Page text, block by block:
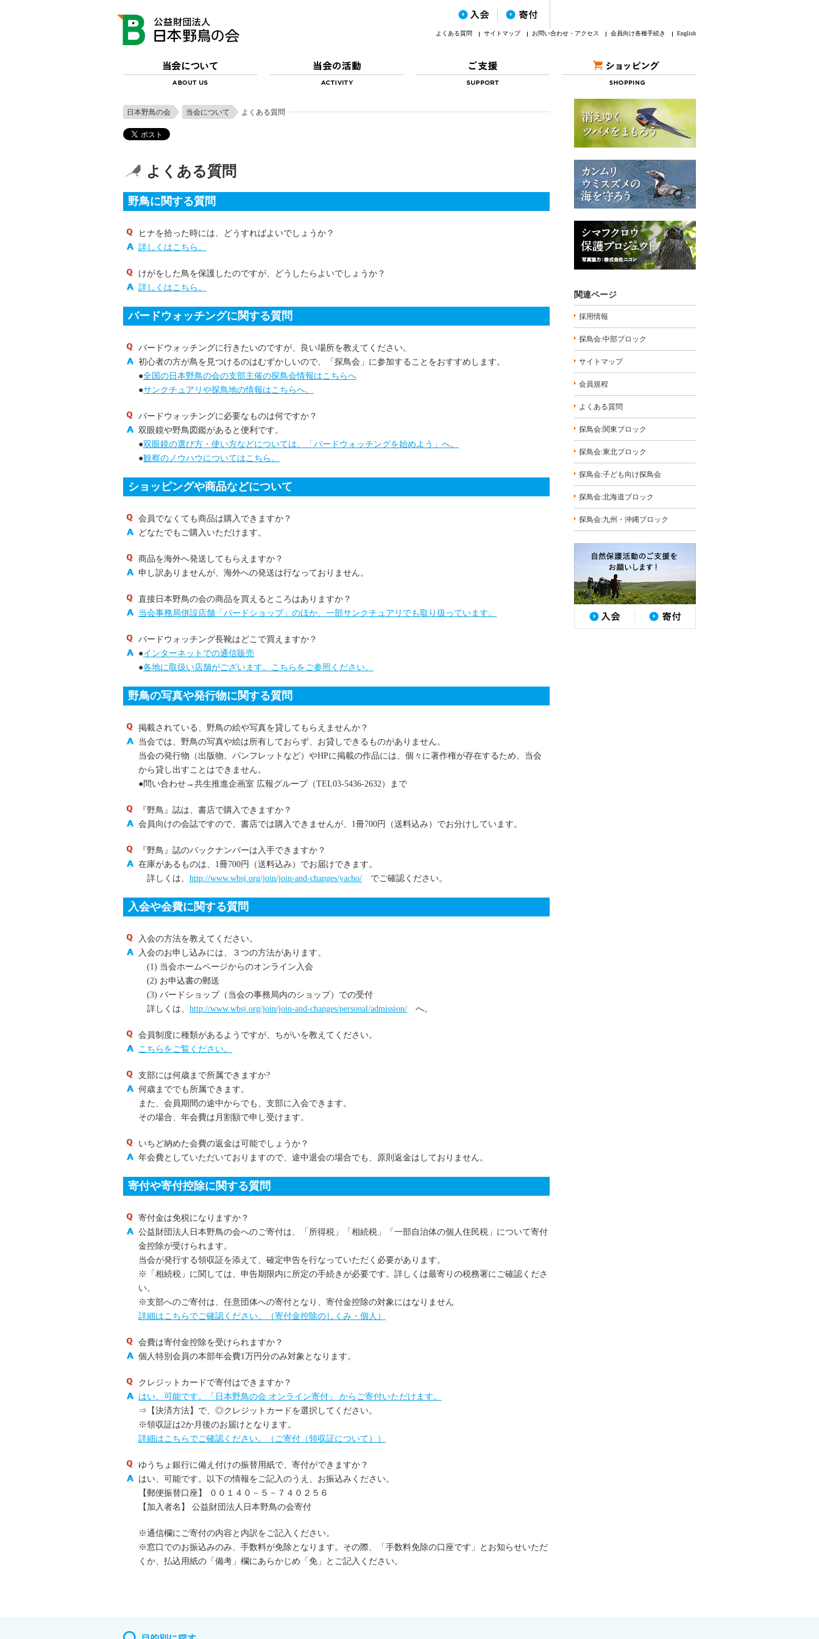
よくある質問 サイトマップ お問い合わせ・アクセス 会員向け各種手続き English
日本野鳥の会 当会について よくある質問
よくある質問
野鳥に関する質問
ヒナを拾った時には、どうすればよいでしょうか？
詳しくはこちら。
けがをした鳥を保護したのですが、どうしたらよいでしょうか？
詳しくはこちら。
バードウォッチングに関する質問
バードウォッチングに行きたいのですが、良い場所を教えてください。
初心者の方が鳥を見つけるのはむずかしいので、「探鳥会」に参加することをおすすめします。
●全国の日本野鳥の会の支部主催の探鳥会情報はこちらへ
●サンクチュアリや探鳥地の情報はこちらへ。
バードウォッチングに必要なものは何ですか？
双眼鏡や野鳥図鑑があると便利です。
●双眼鏡の選び方・使い方などについては、「バードウォッチングを始めよう」へ。
●観察のノウハウについてはこちら。
ショッピングや商品などについて
会員でなくても商品は購入できますか？
どなたでもご購入いただけます。
商品を海外へ発送してもらえますか？
申し訳ありませんが、海外への発送は行なっておりません。
直接日本野鳥の会の商品を買えるところはありますか？
当会事務局併設店舗「バードショップ」のほか、一部サンクチュアリでも取り扱っています。
バードウォッチング長靴はどこで買えますか？
●インターネットでの通信販売
●各地に取扱い店舗がございます。こちらをご参照ください。
野鳥の写真や発行物に関する質問
掲載されている、野鳥の絵や写真を貸してもらえませんか？
当会では、野鳥の写真や絵は所有しておらず、お貸しできるものがありません。
当会の発行物（出版物、パンフレットなど）やHPに掲載の作品には、個々に著作権が存在するため、当会
から貸し出すことはできません。
●問い合わせ→共生推進企画室 広報グループ（TEL03-5436-2632）まで
『野鳥』誌は、書店で購入できますか？
会員向けの会誌ですので、書店では購入できませんが、1冊700円（送料込み）でお分けしています。
『野鳥』誌のバックナンバーは入手できますか？
在庫があるものは、1冊700円（送料込み）でお届けできます。
詳しくは、 http://www.wbsj.org/join/join-and-changes/yacho/ でご確認ください。
入会や会費に関する質問
入会の方法を教えてください。
入会のお申し込みには、３つの方法があります。
(1) 当会ホームページからのオンライン入会
(2) お申込書の郵送
(3) バードショップ（当会の事務局内のショップ）での受付
詳しくは、 http://www.wbsj.org/join/join-and-changes/personal/admission/ へ。
会員制度に種類があるようですが、ちがいを教えてください。
こちらをご覧ください。
支部には何歳まで所属できますか?
何歳まででも所属できます。
また、会員期間の途中からでも、支部に入会できます。
その場合、年会費は月割額で申し受けます。
いちど納めた会費の返金は可能でしょうか？
年会費としていただいておりますので、途中退会の場合でも、原則返金はしておりません。
寄付や寄付控除に関する質問
寄付金は免税になりますか？
公益財団法人日本野鳥の会へのご寄付は、「所得税」「相続税」「一部自治体の個人住民税」について寄付
金控除が受けられます。
当会が発行する領収証を添えて、確定申告を行なっていただく必要があります。
※「相続税」に関しては、申告期限内に所定の手続きが必要です。詳しくは最寄りの税務署にご確認くださ
い。
※支部へのご寄付は、任意団体への寄付となり、寄付金控除の対象にはなりません
詳細はこちらでご確認ください。（寄付金控除のしくみ・個人）
会費は寄付金控除を受けられますか？
個人特別会員の本部年会費1万円分のみ対象となります。
クレジットカードで寄付はできますか？
はい、可能です。「日本野鳥の会 オンライン寄付」 からご寄付いただけます。
⇒【決済方法】で、◎クレジットカードを選択してください。
※領収証は2か月後のお届けとなります。
詳細はこちらでご確認ください。（ご寄付（領収証について））
ゆうちょ銀行に備え付けの振替用紙で、寄付ができますか？
はい、可能です。以下の情報をご記入のうえ、お振込みください。
【郵便振替口座】 ００１４０－５－７４０２５６
【加入者名】 公益財団法人日本野鳥の会寄付
※通信欄にご寄付の内容と内訳をご記入ください。
※窓口でのお振込みのみ、手数料が免除となります。その際、「手数料免除の口座です」とお知らせいただ
くか、払込用紙の「備考」欄にあらかじめ「免」とご記入ください。
関連ページ
採用情報
探鳥会:中部ブロック
サイトマップ
会員規程
よくある質問
探鳥会:関東ブロック
探鳥会:東北ブロック
探鳥会:子ども向け探鳥会
探鳥会:北海道ブロック
探鳥会:九州・沖縄ブロック